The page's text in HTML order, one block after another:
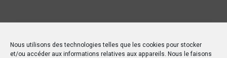
Nous utilisons des technologies telles que les cookies pour stocker
et/ou accéder aux informations relatives aux appareils. Nous le faisons